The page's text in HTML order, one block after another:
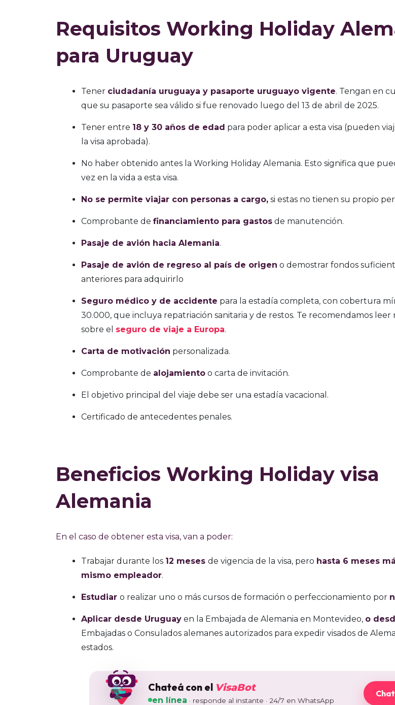
Requisitos Working Holiday
para Uruguay
Tener ciudadanía uruguaya y pasaporte uruguayo vigente. Tengan en
que su pasaporte sea válido si fue renovado luego del 13 de abril de 2025.
Tener entre 18 y 30 años de edad para poder aplicar a esta visa (pueden
la visa aprobada).
No haber obtenido antes la Working Holiday Alemania. Esto significa que
vez en la vida a esta visa.
No se permite viajar con personas a cargo, si estas no tienen su propio
Comprobante de financiamiento para gastos de manutención.
Pasaje de avión hacia Alemania.
Pasaje de avión de regreso al país de origen o demostrar fondos
anteriores para adquirirlo
Seguro médico y de accidente para la estadía completa, con cobertura
30.000, que incluya repatriación sanitaria y de restos. Te recomendamos
sobre el seguro de viaje a Europa.
Carta de motivación personalizada.
Comprobante de alojamiento o carta de invitación.
El objetivo principal del viaje debe ser una estadía vacacional.
Certificado de antecedentes penales.
Beneficios Working Holiday visa
Alemania
En el caso de obtener esta visa, van a poder:
Trabajar durante los 12 meses de vigencia de la visa, pero hasta 6 meses
mismo empleador.
Estudiar o realizar uno o más cursos de formación o perfeccionamiento por
Aplicar desde Uruguay en la Embajada de Alemania en Montevideo, o
Embajadas o Consulados alemanes autorizados para expedir visados de
estados.
Chateá con el VisaBot
en línea · responde al instante · 24/7 en WhatsApp